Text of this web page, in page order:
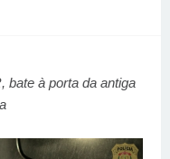
bate à porta da antiga